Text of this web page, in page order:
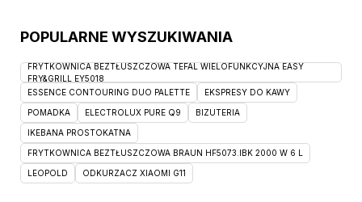
POPULARNE WYSZUKIWANIA
FRYTKOWNICA BEZTŁUSZCZOWA TEFAL WIELOFUNKCYJNA EASY
FRY&GRILL EY5018
ESSENCE CONTOURING DUO PALETTE
EKSPRESY DO KAWY
POMADKA ELECTROLUX PURE Q9 BIZUTERIA
IKEBANA PROSTOKATNA
FRYTKOWNICA BEZTŁUSZCZOWA BRAUN HF5073.IBK 2000 W 6 L
LEOPOLD ODKURZACZ XIAOMI G11